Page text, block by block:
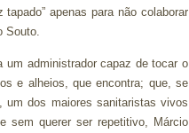
apenas para não colaborar
Souto.
um administrador capaz de tocar o
e alheios, que encontra; que, se
um dos maiores sanitaristas vivos
sem querer ser repetitivo, Márcio